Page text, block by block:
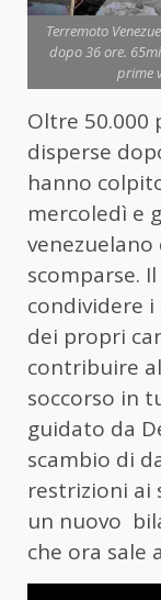
Terremoto
dopo 36 ore.
prime
Oltre 50.000
disperse
hanno
mercoledì e
scomparse.
condividere
dei propri
contribuire
soccorso in
guidato da
scambio di
restrizioni ai
un nuovo
che ora sale